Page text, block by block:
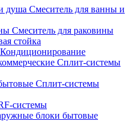
Смеситель для ванны и
Смеситель для раковины
стойка
Кондиционирование
Сплит-системы
Сплит-системы
системы